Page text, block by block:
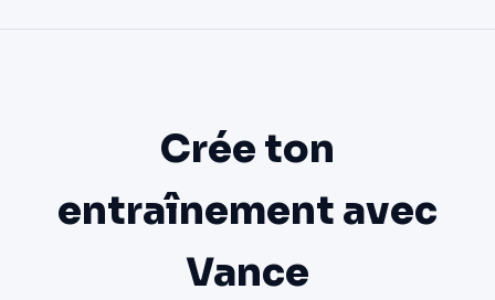
Crée ton
entraînement avec
Vance